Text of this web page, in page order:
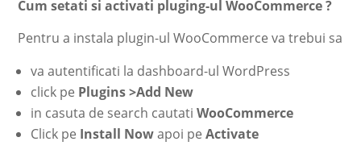
Cum setati si activati pluging-ul WooCommerce ?
Pentru a instala plugin-ul WooCommerce va trebui sa
va autentificati la dashboard-ul WordPress
click pe Plugins >Add New
in casuta de search cautatiWooCommerce
Click pe Install Nowapoi peActivate